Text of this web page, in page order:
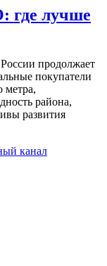
где лучше
продолжает
покупатели
метра,
района,
развития
канал